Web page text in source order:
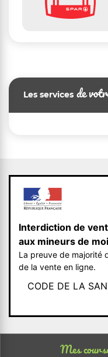
Les services de
Interdiction de
aux mineurs de
La preuve de majorité
de la vente en ligne.
CODE DE LA
Mes